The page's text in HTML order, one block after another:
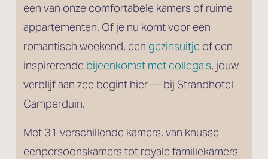
een van onze comfortabele kamers of ruime
appartementen. Of je nu komt voor een
romantisch weekend, een gezinsuitje of een
inspirerende bijeenkomst met collega’s, jouw
verblijf aan zee begint hier — bij Strandhotel
Camperduin.
Met 31 verschillende kamers, van knusse
eenpersoonskamers tot royale familiekamers